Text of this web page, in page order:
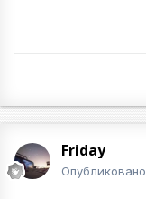
Friday
Опубликовано